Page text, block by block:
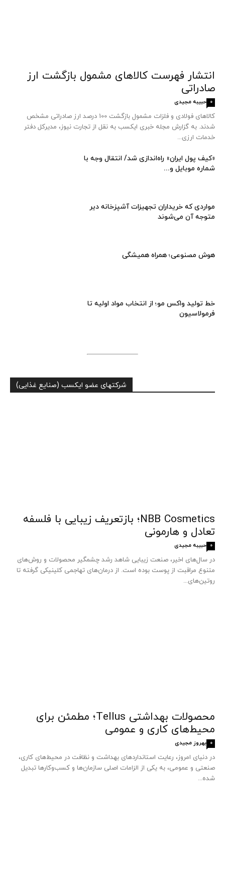
انتشار فهرست کالاهای مشمول بازگشت ارز
صادراتی
حبیبه مجیدی 0
کالاهای فولادی و فلزات مشمول بازگشت 100 درصد ارز صادراتی مشخص
شدند. به گزارش مجله خبری ایکسب به نقل از تجارت نیوز، مدیرکل دفتر
خدمات ارزی...
«کیف پول ایران» راه‌اندازی شد/ انتقال وجه با
شماره موبایل و...
مواردی که خریداران تجهیزات آشپزخانه دیر
متوجه آن می‌شوند
هوش مصنوعی؛ همراه همیشگی
خط تولید واکس مو؛ از انتخاب مواد اولیه تا
فرمولاسیون
شرکتهای عضو ایکسب (صنایع غذایی)
NBB Cosmetics؛ بازتعریف زیبایی با فلسفه
تعادل و هارمونی
حبیبه مجیدی 0
در سال‌های اخیر، صنعت زیبایی شاهد رشد چشمگیر محصولات و روش‌های
متنوع مراقبت از پوست بوده است. از درمان‌های تهاجمی کلینیکی گرفته تا
روتین‌های...
محصولات بهداشتی Tellus؛ مطمئن برای
محیط‌های کاری و عمومی
بهروز مجیدی 0
در دنیای امروز، رعایت استانداردهای بهداشت و نظافت در محیط‌های کاری،
صنعتی و عمومی، به یکی از الزامات اصلی سازمان‌ها و کسب‌وکارها تبدیل
شده...